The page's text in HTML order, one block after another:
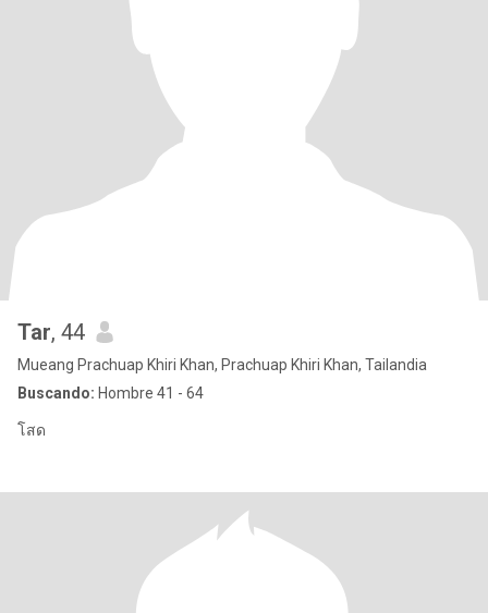
Tar, 44
Mueang Prachuap Khiri Khan, Prachuap Khiri Khan, Tailandia
Buscando: Hombre 41 - 64
โสด